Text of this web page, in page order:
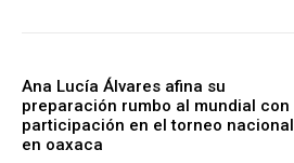
Ana Lucía Álvares afina su
preparación rumbo al mundial con
participación en el torneo nacional
en oaxaca